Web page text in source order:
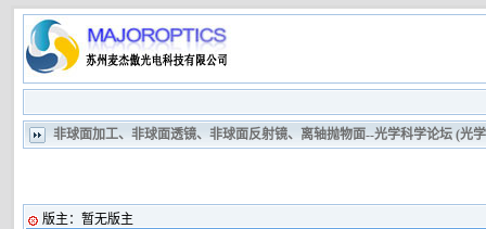
非球面加工、非球面透镜、非球面反射镜、离轴抛物面--光学科学论坛 (光
版主： 暂无版主